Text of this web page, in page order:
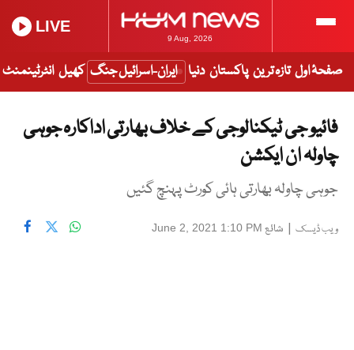
9 Aug, 2026
LIVE
صفحۂ اول تازہ ترین پاکستان دنیا ایران-اسرائیل جنگ کھیل انٹرٹینمنٹ
فائیو جی ٹیکنالوجی کے خلاف بھارتی اداکارہ جوہی
چاولہ ان ایکشن
جوہی چاولہ بھارتی ہائی کورٹ پہنچ گئیں
ویب ڈیسک | شائع June 2, 2021 1:10 PM